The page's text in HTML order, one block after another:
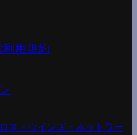
利用規約
ス・ウインズ・ネットワー